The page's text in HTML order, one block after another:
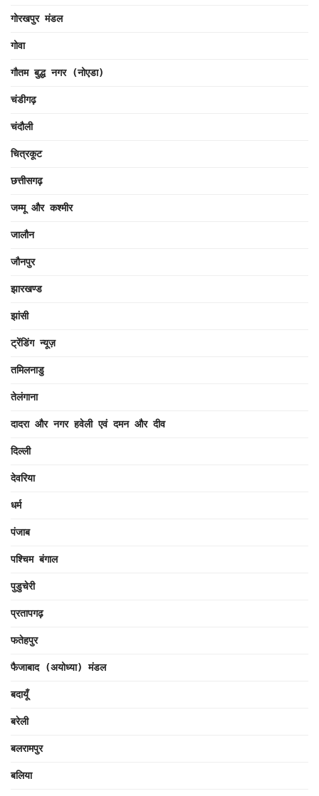
गोरखपुर मंडल
गोवा
गौतम बुद्ध नगर (नोएडा)
चंडीगढ़
चंदौली
चित्रकूट
छत्तीसगढ़
जम्मू और कश्मीर
जालौन
जौनपुर
झारखण्ड
झांसी
ट्रेंडिंग न्यूज़
तमिलनाडु
तेलंगाना
दादरा और नगर हवेली एवं दमन और दीव
दिल्ली
देवरिया
धर्म
पंजाब
पश्चिम बंगाल
पुडुचेरी
प्रतापगढ़
फतेहपुर
फैजाबाद (अयोध्या) मंडल
बदायूँ
बरेली
बलरामपुर
बलिया